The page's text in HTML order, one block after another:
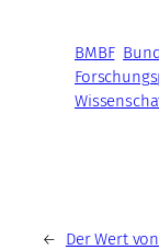
BMBF
← Der Wert